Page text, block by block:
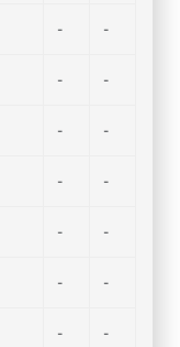
- -
- -
- -
- -
- -
- -
- -